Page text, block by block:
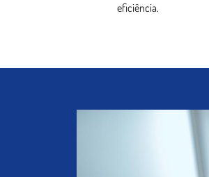
eficiência.